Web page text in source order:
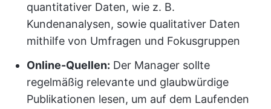
quantitativer Daten, wie z. B.
Kundenanalysen, sowie qualitativer Daten
mithilfe von Umfragen und Fokusgruppen
Online-Quellen: Der Manager sollte
regelmäßig relevante und glaubwürdige
Publikationen lesen, um auf dem Laufenden